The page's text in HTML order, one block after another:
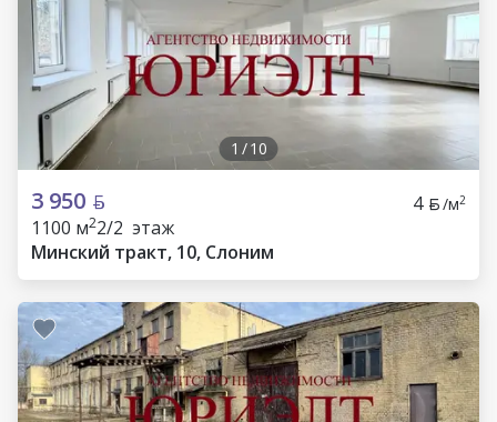
1 /10
3 950 4 /м2
1100 м22/2 этаж
Минский тракт, 10, Слоним